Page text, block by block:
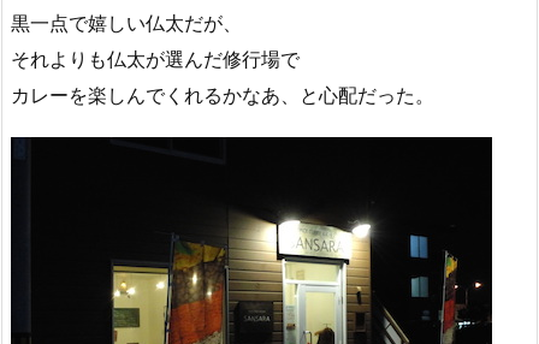
黒一点で嬉しい仏太だが、
それよりも仏太が選んだ修行場で
カレーを楽しんでくれるかなあ、と心配だった。